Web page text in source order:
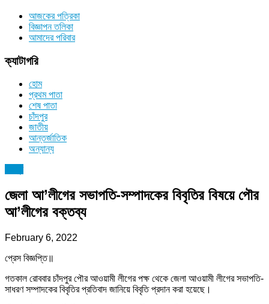
আজকের পত্রিকা
বিজ্ঞাপন তলিকা
আমাদের পরিবার
ক্যাটাগরি
হোম
প্রথম পাতা
শেষ পাতা
চাঁদপুর
জাতীয়
আন্তর্জাতিক
অন্যান্য
জেলা আ’লীগের সভাপতি-সম্পাদকের বিবৃতির বিষয়ে পৌর
আ’লীগের বক্তব্য
February 6, 2022
প্রেস বিজ্ঞপ্তি॥
গতকাল রোববার চাঁদপুর পৌর আওয়ামী লীগের পক্ষ থেকে জেলা আওয়ামী লীগের সভাপতি-
সাধরণ সম্পাদকের বিবৃতির প্রতিবাদ জানিয়ে বিবৃতি প্রদান করা হয়েছে।